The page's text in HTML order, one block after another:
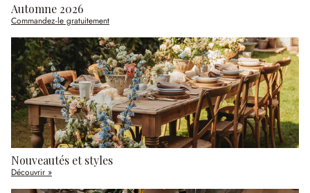
Automne 2026
Commandez-le gratuitement
Nouveautés et styles
Découvrir »